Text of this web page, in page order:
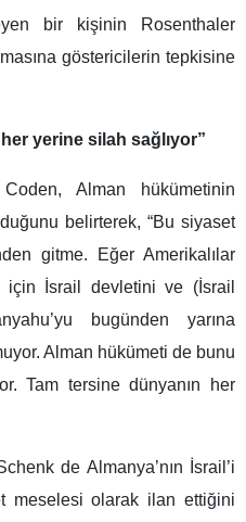
bir kişinin Rosenthaler
göstericilerin tepkisine
yerine silah sağlıyor”
Alman hükümetinin
belirterek, “Bu siyaset
gitme. Eğer Amerikalılar
için İsrail devletini ve (İsrail
bugünden yarına
Alman hükümeti de bunu
Tam tersine dünyanın her
de Almanya’nın İsrail’i
meselesi olarak ilan ettiğini